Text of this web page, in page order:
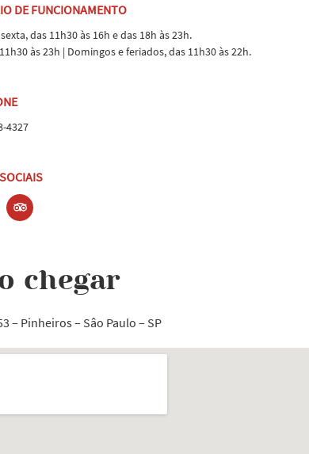
DE FUNCIONAMENTO
das 11h30 às 16h e das 18h às 23h.
às 23h | Domingos e feriados, das 11h30 às 22h.
4327
chegar
– Pinheiros– Sâo Paulo – SP